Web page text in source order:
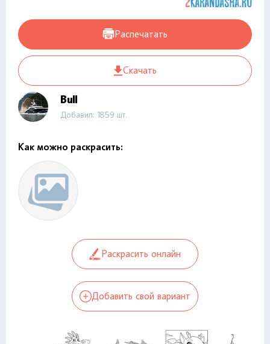
Распечатать
Скачать
Bull
Добавил: 1859 шт.
Как можно раскрасить:
Раскрасить онлайн
Добавить свой вариант